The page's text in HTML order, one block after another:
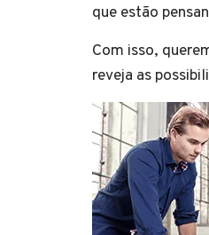
que estão
Com isso,
reveja as